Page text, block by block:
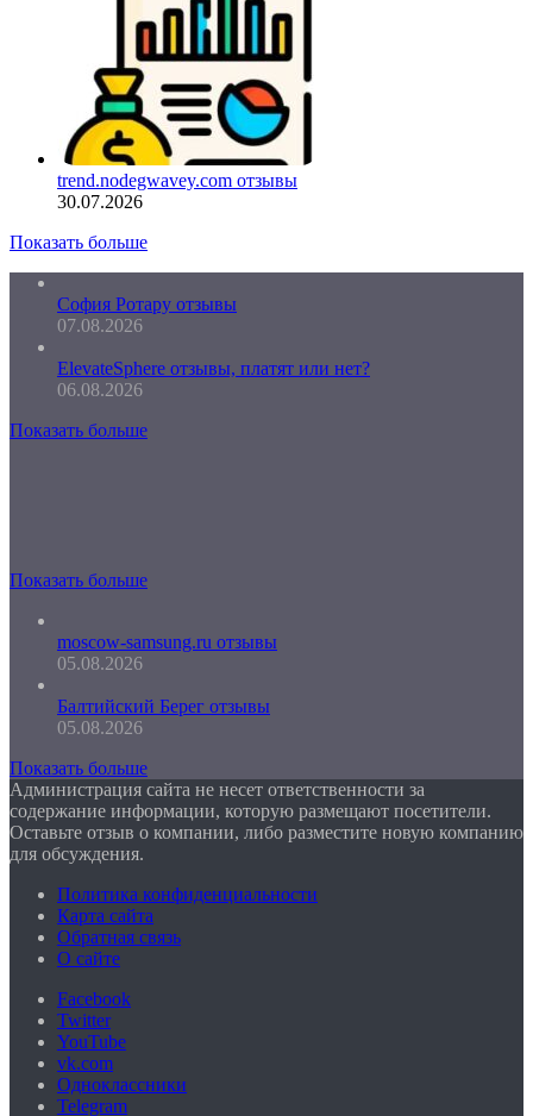
trend.nodegwavey.com отзывы
30.07.2026
Показать больше
София Ротару отзывы
07.08.2026
ElevateSphere отзывы, платят или нет?
06.08.2026
Показать больше
Показать больше
moscow-samsung.ru отзывы
05.08.2026
Балтийский Берег отзывы
05.08.2026
Показать больше
Администрация сайта не несет ответственности за
содержание информации, которую размещают посетители.
Оставьте отзыв о компании, либо разместите новую компанию
для обсуждения.
Политика конфиденциальности
Карта сайта
Обратная связь
О сайте
Facebook
Twitter
YouTube
vk.com
Одноклассники
Telegram